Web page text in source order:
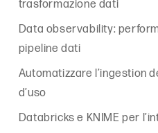
trasformazione dati
Data observability:
pipeline dati
Automatizzare l’ingestion
d’uso
Databricks e KNIME per